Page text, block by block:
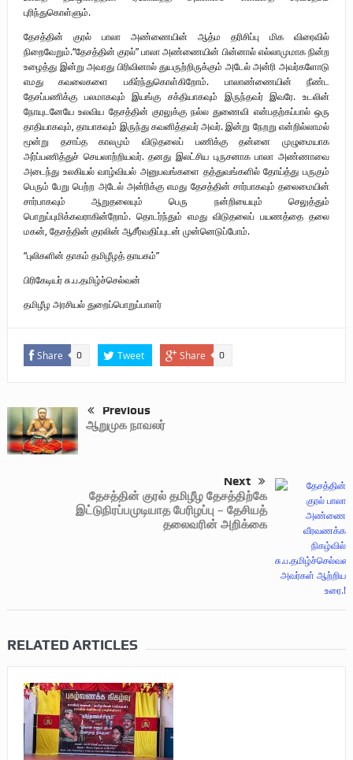
புரிந்துகொள்ளும்.
தேசத்தின் குரல் பாலா அண்ணையின் ஆத்ம தரிசிப்பு மிக விரைவில்
நிறைவேறும்.“தேசத்தின் குரல்” பாலா அண்ணையின் பின்னால் எல்லாமுமாக நின்ற
உழைத்து இன்று அவரது பிரிவினால் துயருற்றிருக்கும் அடேல் அன்ரி அவர்களோடு
எமது கவலைகளை பகிர்ந்துகொள்கிறோம். பாலாண்ணையின் நீண்ட
தேசப்பணிக்கு பலமாகவும் இயங்கு சக்தியாகவும் இருந்தவர் இவரே. உடலின்
நோயுடனேயே உலவிய தேசத்தின் குரலுக்கு நல்ல துணைவி என்பதற்கப்பால் ஒரு
தாதியாகவும், தாயாகவும் இருந்து கவனித்தவர் அவர். இன்று நேறறு என்றில்லாமல்
மூன்று தசாப்த காலமும் விடுதலைப் பணிக்கு தன்னை முழுமையாக
அர்ப்பணித்துச் செயலாற்றியவர். தனது இலட்சிய புருசனாக பாலா அண்ணாவை
அடைந்து உலகியல் வாழ்வியல் அனுபவங்களை தத்துவங்களில் தோய்த்து பருகும்
பெரும் பேறு பெற்ற அடேல் அன்ரிக்கு எமது தேசத்தின் சார்பாகவும் தலைமையின்
சார்பாகவும் ஆறுதலையும் பெரு நன்றியையும் செலுத்தும்
பொறுப்புமிக்கவராகின்றோம். தொடர்ந்தும் எமது விடுதலைப் பயணத்தை தலை
மகன், தேசத்தின் குரலின் ஆசீர்வதிப்புடன் முன்னெடுப்போம்.
“புலிகளின் தாகம் தமிழீழத் தாயகம்”
பிரிகேடியர் சு.ப.தமிழ்ச்செல்வன்
தமிழீழ அரசியல் துறைப்பொறுப்பாளர்
Share 0 Tweet Share 0
Previous
ஆறுமுக நாவலர்
Next
தேசத்தின் குரல் தமிழீழ தேசத்திற்கே
இட்டுநிரப்பமுடியாத பேரிழப்பு – தேசியத்
தலைவரின் அறிக்கை
RELATED ARTICLES